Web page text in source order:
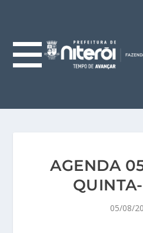
AGENDA
05/08/